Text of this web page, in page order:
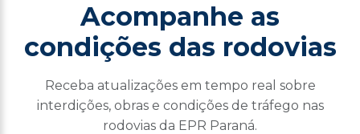
Acompanhe as
condições das rodovias
Receba atualizações em tempo real sobre
interdições, obras e condições de tráfego nas
rodovias da EPR Paraná.